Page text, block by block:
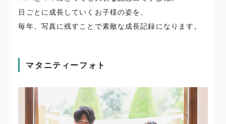
日ごとに成長していくお子様の姿を、
毎年、写真に残すことで素敵な成長記録になります。
マタニティーフォト